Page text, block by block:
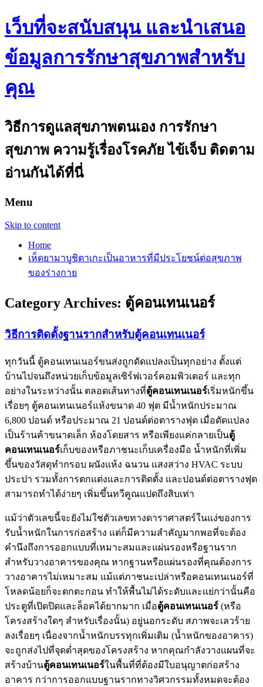
เว็บที่จะสนับสนุน และนำเสนอ
ข้อมูลการรักษาสุขภาพสำหรับ
คุณ
วิธีการดูแลสุขภาพตนเอง การรักษา
สุขภาพ ความรู้เรื่องโรคภัย ไข้เจ็บ ติดตาม
อ่านกันได้ที่นี่
Menu
Skip to content
Home
เห็ดยามาบูชิตาเกะเป็นอาหารที่มีประโยชน์ต่อสุขภาพ
ของร่างกาย
Category Archives: ตู้คอนเทนเนอร์
วิธีการติดตั้งฐานรากสำหรับตู้คอนเทนเนอร์
ทุกวันนี้ ตู้คอนเทนเนอร์ขนส่งถูกดัดแปลงเป็นทุกอย่าง ตั้งแต่
บ้านไปจนถึงหน่วยเก็บข้อมูลเซิร์ฟเวอร์คอมพิวเตอร์ และทุก
อย่างในระหว่างนั้น ตลอดเส้นทางที่ตู้คอนเทนเนอร์เริ่มหนักขึ้น
เรื่อยๆ ตู้คอนเทนเนอร์แห้งขนาด 40 ฟุต มีน้ำหนักประมาณ
6,800 ปอนด์ หรือประมาณ 21 ปอนด์ต่อตารางฟุต เมื่อดัดแปลง
เป็นร้านค้าขนาดเล็ก ห้องโดยสาร หรือเพียงแค่กลายเป็นตู้
คอนเทนเนอร์เก็บของหรือภาชนะเก็บเครื่องมือ น้ำหนักที่เพิ่ม
ขึ้นของวัสดุทำกรอบ ผนังแห้ง ฉนวน แสงสว่าง HVAC ระบบ
ประปา รวมทั้งการตกแต่งและการติดตั้ง และปอนด์ต่อตารางฟุต
สามารถทำได้ง่ายๆ เพิ่มขึ้นทวีคูณแปดถึงสิบเท่า
แม้ว่าตัวเลขนี้จะยังไม่ใช่ตัวเลขทางดาราศาสตร์ในแง่ของการ
รับน้ำหนักในการก่อสร้าง แต่ก็มีความสำคัญมากพอที่จะต้อง
คำนึงถึงการออกแบบที่เหมาะสมและแผ่นรองหรือฐานราก
สำหรับวางอาคารของคุณ หากฐานหรือแผ่นรองที่คุณต้องการ
วางอาคารไม่เหมาะสม แม้แต่ภาชนะเปล่าหรือคอนเทนเนอร์ที่
โหลดน้อยก็จะตกตะกอน ทำให้พื้นไม่ได้ระดับและแย่กว่านั้นคือ
ประตูที่เปิดปิดและล็อคได้ยากมาก เมื่อตู้คอนเทนเนอร์ (หรือ
โครงสร้างใดๆ สำหรับเรื่องนั้น) อยู่นอกระดับ สภาพจะเลวร้าย
ลงเรื่อยๆ เนื่องจากน้ำหนักบรรทุกเพิ่มเติม (น้ำหนักของอาคาร)
จะถูกส่งไปที่จุดต่ำสุดของโครงสร้าง หากคุณกำลังวางแผนที่จะ
สร้างบ้านตู้คอนเทนเนอร์ในพื้นที่ที่ต้องมีใบอนุญาตก่อสร้าง
อาคาร กว่าการออกแบบฐานรากทางวิศวกรรมทั้งหมดจะต้อง